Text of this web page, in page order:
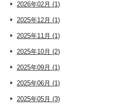
2026年02月 (1)
2025年12月 (1)
2025年11月 (1)
2025年10月 (2)
2025年09月 (1)
2025年06月 (1)
2025年05月 (3)